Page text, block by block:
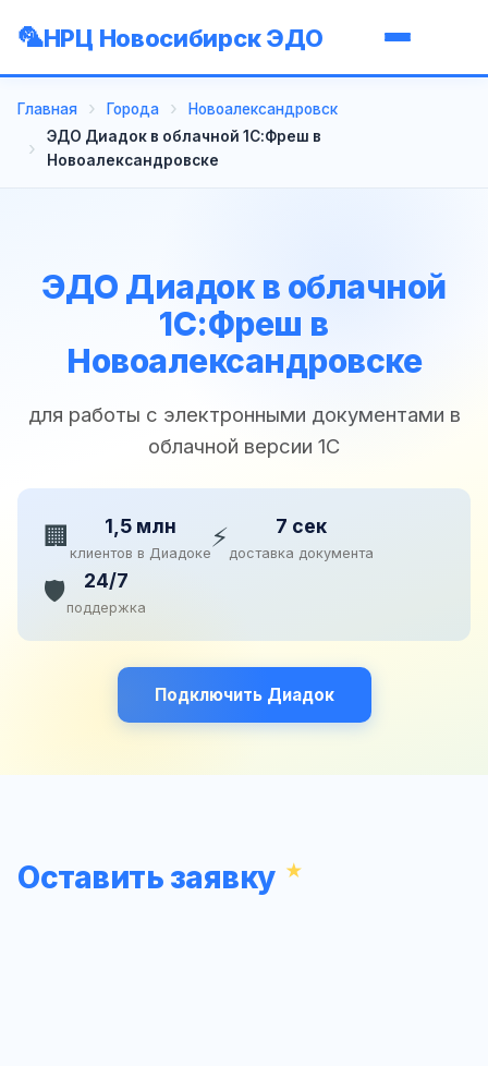
НРЦ Новосибирск ЭДО
Главная Города
Новоалександровск
ЭДО Диадок в облачной 1С:Фреш в
Новоалександровске
ЭДО Диадок в облачной
1С:Фреш в
Новоалександровске
для работы с электронными документами в
облачной версии 1С
🏢 1,5 млн
клиентов в Диадоке⚡ 7 сек
доставка документа
🛡️ 24/7
поддержка
Подключить Диадок
Оставить заявку